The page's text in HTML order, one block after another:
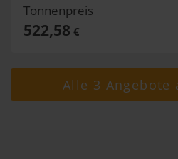
Tonnenpreis
522,58 €
Alle 3 Angebote